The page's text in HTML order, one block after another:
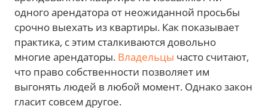
одного арендатора от неожиданной просьбы
срочно выехать из квартиры. Как показывает
практика, с этим сталкиваются довольно
многие арендаторы. Владельцы часто считают,
что право собственности позволяет им
выгонять людей в любой момент. Однако закон
гласит совсем другое.